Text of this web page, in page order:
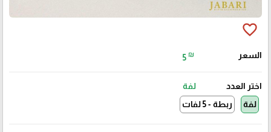
favorite_border
السعر 5 ₪
اختر العدد
لفة
لفة
ربطة - 5 لفات